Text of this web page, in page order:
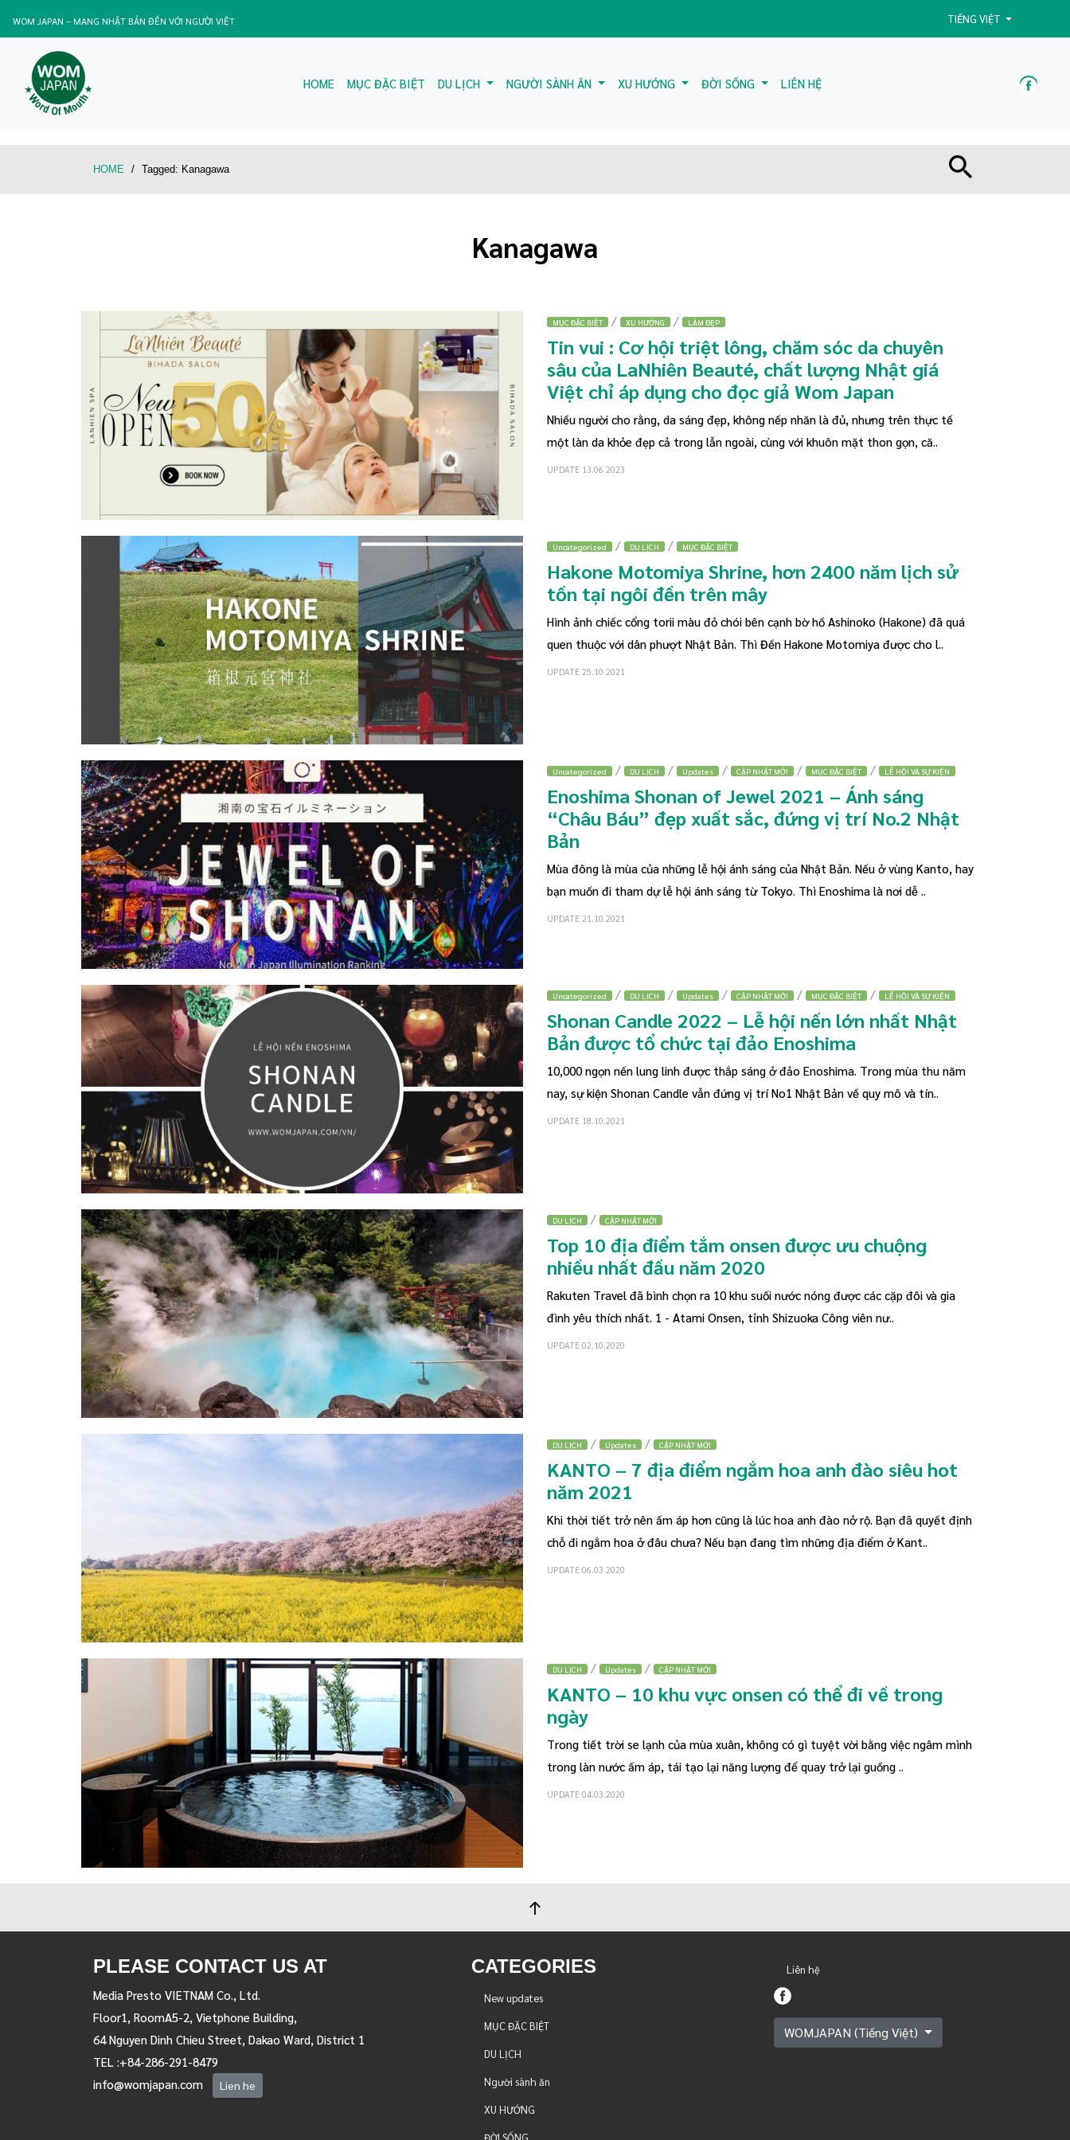
WOM JAPAN – MANG NHẬT BẢN ĐẾN VỚI NGƯỜI VIỆT TIẾNG VIỆT
HOME MỤC ĐẶC BIỆT DU LỊCH NGƯỜI SÀNH ĂN XU HƯỚNG ĐỜI SỐNG LIÊN HỆ
HOME / Tagged: Kanagawa
Kanagawa
MỤC ĐẶC BIỆT / XU HƯỚNG / LÀM ĐẸP
Tin vui : Cơ hội triệt lông, chăm sóc da chuyên
sâu của LaNhiên Beauté, chất lượng Nhật giá
Việt chỉ áp dụng cho đọc giả Wom Japan
Nhiều người cho rằng, da sáng đẹp, không nếp nhăn là đủ, nhưng trên thực tế
một làn da khỏe đẹp cả trong lẫn ngoài, cùng với khuôn mặt thon gọn, că..
UPDATE 13.06.2023
Uncategorized / DU LỊCH / MỤC ĐẶC BIỆT
Hakone Motomiya Shrine, hơn 2400 năm lịch sử
tồn tại ngôi đền trên mây
Hình ảnh chiếc cổng torii màu đỏ chói bên cạnh bờ hồ Ashinoko (Hakone) đã quá
quen thuộc với dân phượt Nhật Bản. Thì Đền Hakone Motomiya được cho l..
UPDATE 25.10.2021
Uncategorized / DU LỊCH / Updates / CẬP NHẬT MỚI / MỤC ĐẶC BIỆT / LỄ HỘI VÀ SỰ KIỆN
Enoshima Shonan of Jewel 2021 – Ánh sáng
“Châu Báu” đẹp xuất sắc, đứng vị trí No.2 Nhật
Bản
Mùa đông là mùa của những lễ hội ánh sáng của Nhật Bản. Nếu ở vùng Kanto, hay
bạn muốn đi tham dự lễ hội ánh sáng từ Tokyo. Thì Enoshima là nơi dễ ..
UPDATE 21.10.2021
Uncategorized / DU LỊCH / Updates / CẬP NHẬT MỚI / MỤC ĐẶC BIỆT / LỄ HỘI VÀ SỰ KIỆN
Shonan Candle 2022 – Lễ hội nến lớn nhất Nhật
Bản được tổ chức tại đảo Enoshima
10,000 ngọn nến lung linh được thắp sáng ở đảo Enoshima. Trong mùa thu năm
nay, sự kiện Shonan Candle vẫn đứng vị trí No1 Nhật Bản về quy mô và tín..
UPDATE 18.10.2021
DU LỊCH / CẬP NHẬT MỚI
Top 10 địa điểm tắm onsen được ưu chuộng
nhiều nhất đầu năm 2020
Rakuten Travel đã bình chọn ra 10 khu suối nước nóng được các cặp đôi và gia
đình yêu thích nhất. 1 - Atami Onsen, tỉnh Shizuoka Công viên nư..
UPDATE 02.10.2020
DU LỊCH / Updates / CẬP NHẬT MỚI
KANTO – 7 địa điểm ngắm hoa anh đào siêu hot
năm 2021
Khi thời tiết trở nên ấm áp hơn cũng là lúc hoa anh đào nở rộ. Bạn đã quyết định
chỗ đi ngắm hoa ở đâu chưa? Nếu bạn đang tìm những địa điểm ở Kant..
UPDATE 06.03.2020
DU LỊCH / Updates / CẬP NHẬT MỚI
KANTO – 10 khu vực onsen có thể đi về trong
ngày
Trong tiết trời se lạnh của mùa xuân, không có gì tuyệt vời bằng việc ngâm mình
trong làn nước ấm áp, tái tạo lại năng lượng để quay trở lại guồng ..
UPDATE 04.03.2020
PLEASE CONTACT US AT
Media Presto VIETNAM Co., Ltd.
Floor1, RoomA5-2, Vietphone Building,
64 Nguyen Dinh Chieu Street, Dakao Ward, District 1
TEL :+84-286-291-8479
info@womjapan.com
Lien he
CATEGORIES
New updates
MỤC ĐẶC BIỆT
DU LỊCH
Người sành ăn
XU HƯỚNG
ĐỜI SỐNG
Liên hệ
WOMJAPAN (Tiếng Việt)